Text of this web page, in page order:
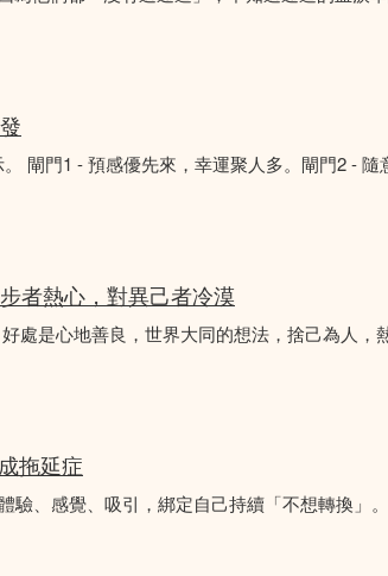
閘門1 - 預感優先來，幸運聚人多。閘門2 -
者熱心，對異己者冷漠
處是心地善良，世界大同的想法，捨己為人
拖延症
、感覺、吸引，綁定自己持續「不想轉換」。